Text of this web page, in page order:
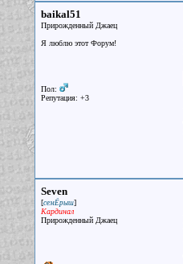
baikal51
Прирожденный Джаец
Я люблю этот Форум!
Пол:
Репутация: +3
Seven
[семЁрыш]
Кардинал
Прирожденный Джаец